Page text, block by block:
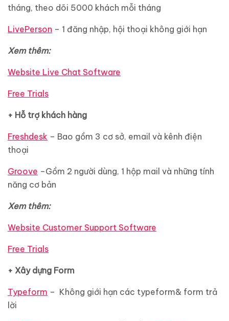
tháng, theo dõi 5000 khách mỗi tháng
LivePerson – 1 đăng nhập, hội thoại không giới hạn
Xem thêm:
Website Live Chat Software
Free Trials
+ Hỗ trợ khách hàng
Freshdesk – Bao gồm 3 cơ sở, email và kênh điện
thoại
Groove –Gồm 2 người dùng, 1 hộp mail và những tính
năng cơ bản
Xem thêm:
Website Customer Support Software
Free Trials
+ Xây dựng Form
Typeform – Không giới hạn các typeform& form trả
lời